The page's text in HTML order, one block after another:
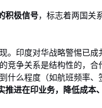
积极信号，标志着两国关
。印度对华战略警惕已
竞争关系是结构性的，合
什么程度（如航班频率
进在印业务，降低成